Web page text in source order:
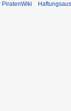
PiratenWiki